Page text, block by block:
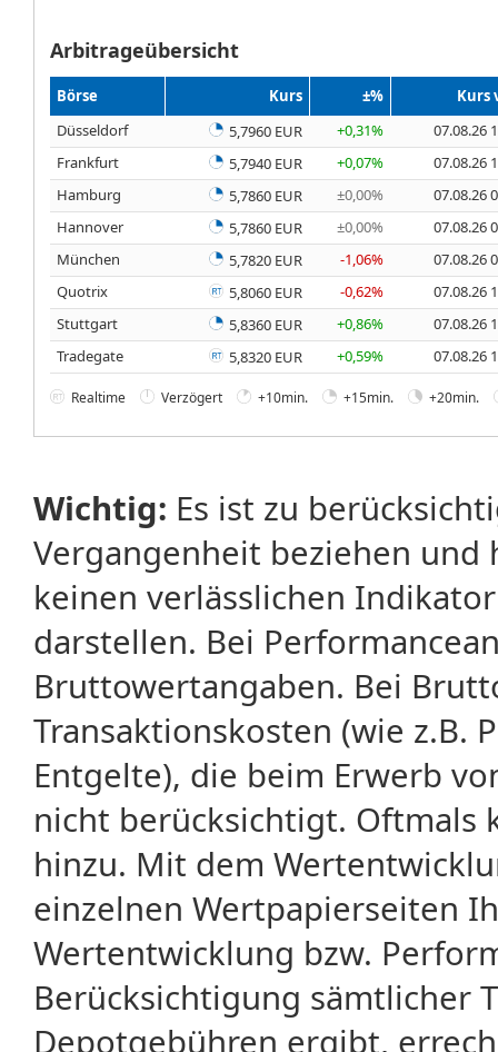
Arbitrageübersicht
Börse Kurs ±%
Kurs
Düsseldorf
5,7960 EUR +0,31%
07.08.26
Frankfurt
5,7940 EUR +0,07%
07.08.26
Hamburg
5,7860 EUR ±0,00%
07.08.26
Hannover
5,7860 EUR ±0,00%
07.08.26
München
5,7820 EUR -1,06%
07.08.26
Quotrix
5,8060 EUR -0,62%
07.08.26
Stuttgart
5,8360 EUR +0,86%
07.08.26
Tradegate
5,8320 EUR +0,59% 07.08.26
Realtime Verzögert +10min. +15min. +20min.
Wichtig: Es ist zu
Vergangenheit beziehen
keinen verlässlichen
darstellen. Bei
Bruttowertangaben. Bei
Transaktionskosten (wie z.B.
Entgelte), die beim Erwerb
nicht berücksichtigt. Oftmals
hinzu. Mit dem
einzelnen Wertpapierseiten
Wertentwicklung bzw.
Berücksichtigung sämtlicher
Depotgebühren ergibt,